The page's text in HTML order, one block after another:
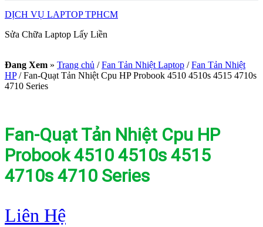
DỊCH VỤ LAPTOP TPHCM
Sửa Chữa Laptop Lấy Liền
Đang Xem » Trang chủ / Fan Tản Nhiệt Laptop / Fan Tản Nhiệt
HP /Fan-Quạt Tản Nhiệt Cpu HP Probook 4510 4510s 4515 4710s
4710 Series
Fan-Quạt Tản Nhiệt Cpu HP
Probook 4510 4510s 4515
4710s 4710 Series
Liên Hệ